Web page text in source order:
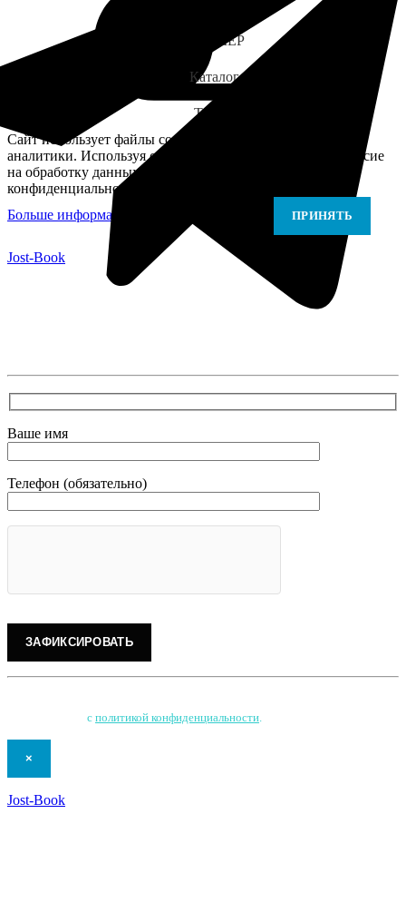
ЗАМЕР
Каталог
Telegram
Сайт использует файлы cookie для персонализации и
аналитики. Используя сайт, вы подтверждаете своё согласие
на обработку данных в соответствии с Политикой
конфиденциальности.
Больше информации
ПРИНЯТЬ
Jost-Book
В самое ближайшее время с Вами свяжется наш
очень вежливый менеджер и уточнит детали.
Ваше имя
Телефон (обязательно)
с политикой конфиденциальности
×
Jost-Book